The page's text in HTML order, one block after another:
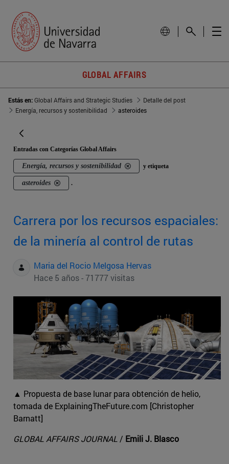
GLOBAL AFFAIRS
Estás en:Global Affairs and Strategic Studies
Detalle del post
Energía, recursos y sostenibilidad
asteroides
Entradas con Categorías Global Affairs
Energía, recursos y sostenibilidad y etiqueta
asteroides .
Carrera por los recursos espaciales:
de la minería al control de rutas
Maria del Rocio Melgosa Hervas
Hace 5 años - 71777 visitas
▲ Propuesta de base lunar para obtención de helio,
tomada de ExplainingTheFuture.com [Christopher
Barnatt]
GLOBAL AFFAIRS JOURNAL / Emili J. Blasco